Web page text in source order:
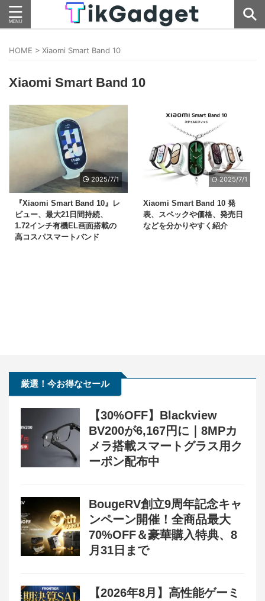
HOME > Xiaomi Smart Band 10
Xiaomi Smart Band 10
2025/7/1
『Xiaomi Smart Band 10』レ
ビュー、最大21日間持続、
1.72インチ有機EL画面搭載の
高コスパスマートバンド
2025/7/1
Xiaomi Smart Band 10 発
表、スペックや価格、発売日
などを分かりやすく紹介
厳選！今お得なセール
【30%OFF】Blackview
BV200が6,167円に｜8MPカ
メラ搭載スマートグラス用ク
ーポン配布中
BougeRV創立9周年記念キャ
ンペーン開催！全商品最大
70%OFF＆豪華購入特典、8
月31日まで
【2026年8月】高性能ゲーミ